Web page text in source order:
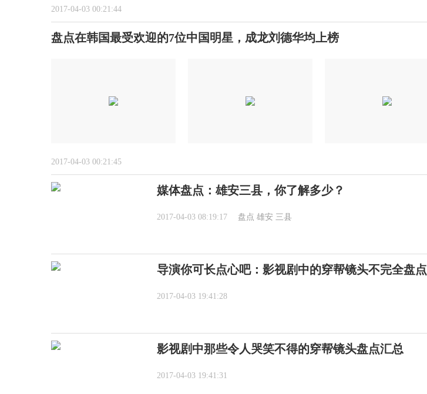
2017-04-03 00:21:44
盘点在韩国最受欢迎的7位中国明星，成龙刘德华均上榜
2017-04-03 00:21:45
媒体盘点：雄安三县，你了解多少？
2017-04-03 08:19:17 盘点 雄安 三县
导演你可长点心吧：影视剧中的穿帮镜头不完全盘点
2017-04-03 19:41:28
影视剧中那些令人哭笑不得的穿帮镜头盘点汇总
2017-04-03 19:41:31